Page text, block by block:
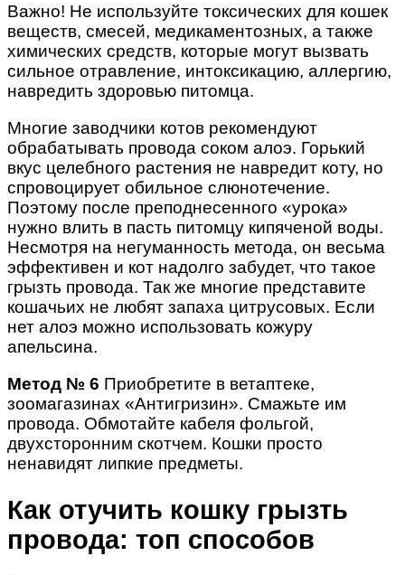
Важно! Не используйте токсических для кошек
веществ, смесей, медикаментозных, а также
химических средств, которые могут вызвать
сильное отравление, интоксикацию, аллергию,
навредить здоровью питомца.
Многие заводчики котов рекомендуют
обрабатывать провода соком алоэ. Горький
вкус целебного растения не навредит коту, но
спровоцирует обильное слюнотечение.
Поэтому после преподнесенного «урока»
нужно влить в пасть питомцу кипяченой воды.
Несмотря на негуманность метода, он весьма
эффективен и кот надолго забудет, что такое
грызть провода. Так же многие представите
кошачьих не любят запаха цитрусовых. Если
нет алоэ можно использовать кожуру
апельсина.
Метод № 6 Приобретите в ветаптеке,
зоомагазинах «Антигризин». Смажьте им
провода. Обмотайте кабеля фольгой,
двухсторонним скотчем. Кошки просто
ненавидят липкие предметы.
Как отучить кошку грызть
провода: топ способов